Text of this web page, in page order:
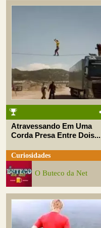
Atravessando Em Uma
Corda Presa Entre Dois...
Curiosidades
O Buteco da Net